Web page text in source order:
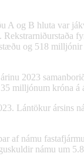
A og B hluta var
og 518
2023
milljónum króna
Lántökur
af námu
námu um